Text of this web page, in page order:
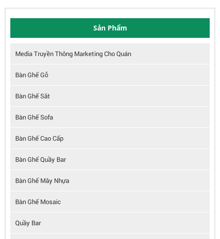
Sản Phẩm
Media Truyền Thông Marketing Cho Quán
Bàn Ghế Gỗ
Bàn Ghế Sắt
Bàn Ghế Sofa
Bàn Ghế Cao Cấp
Bàn Ghế Quầy Bar
Bàn Ghế Mây Nhựa
Bàn Ghế Mosaic
Quầy Bar